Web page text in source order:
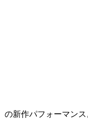
の新作パフォーマンス